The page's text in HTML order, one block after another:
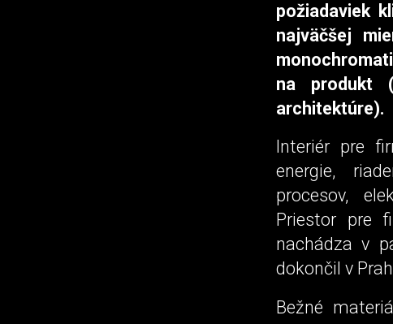
požiadaviek
najväčšej
na produkt
architektúre).
Interiér pre
energie,
procesov,
Priestor pre
nachádza v
dokončil v
Bežné